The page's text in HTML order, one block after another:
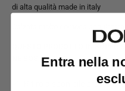
di alta qualità made in italy
QUESTO PRODOTTO IN SUPER
NÉ SOSTITUITO
Ritiro disponibile presso
Entra nella